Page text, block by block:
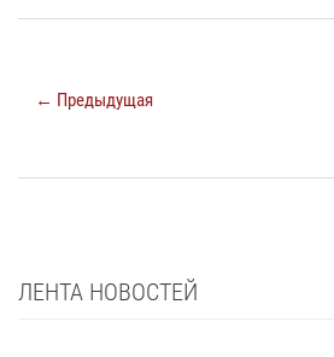
← Предыдущая
ЛЕНТА НОВОСТЕЙ